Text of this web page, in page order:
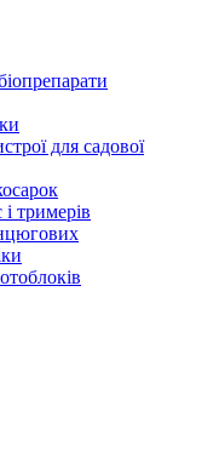
для садової
тримерів